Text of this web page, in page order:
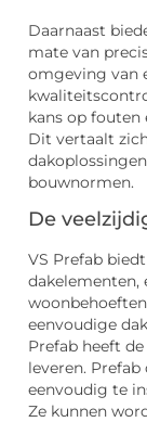
Daarnaast
mate van
omgeving van
kans op
Dit vertaalt
bouwnormen.
De
VS Prefab
dakelementen,
eenvoudige
Prefab heeft
leveren.
eenvoudig te
Ze kunnen